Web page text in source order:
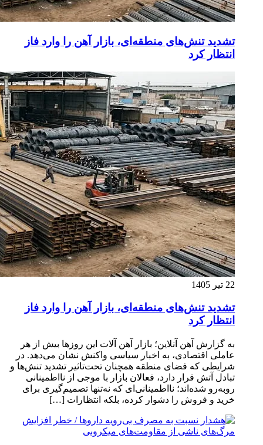
تشدید تنش‌های منطقه‌ای، بازار آهن را وارد فاز
انتظار کرد
22 تیر 1405
تشدید تنش‌های منطقه‌ای، بازار آهن را وارد فاز
انتظار کرد
به گزارش آهن آنلاین؛ بازار آهن آلات این روزها بیش از هر
عاملی اقتصادی، به اخبار سیاسی واکنش نشان می‌دهد. در
شرایطی که فضای منطقه همچنان تحت‌تاثیر تشدید تنش‌ها و
تبادل آتش قرار دارد، فعالان بازار با موجی از نااطمینانی
روبه‌رو شده‌اند؛ نااطمینانی‌ای که نه‌تنها تصمیم‌گیری برای
خرید و فروش را دشوار کرده، بلکه انتظارات […]